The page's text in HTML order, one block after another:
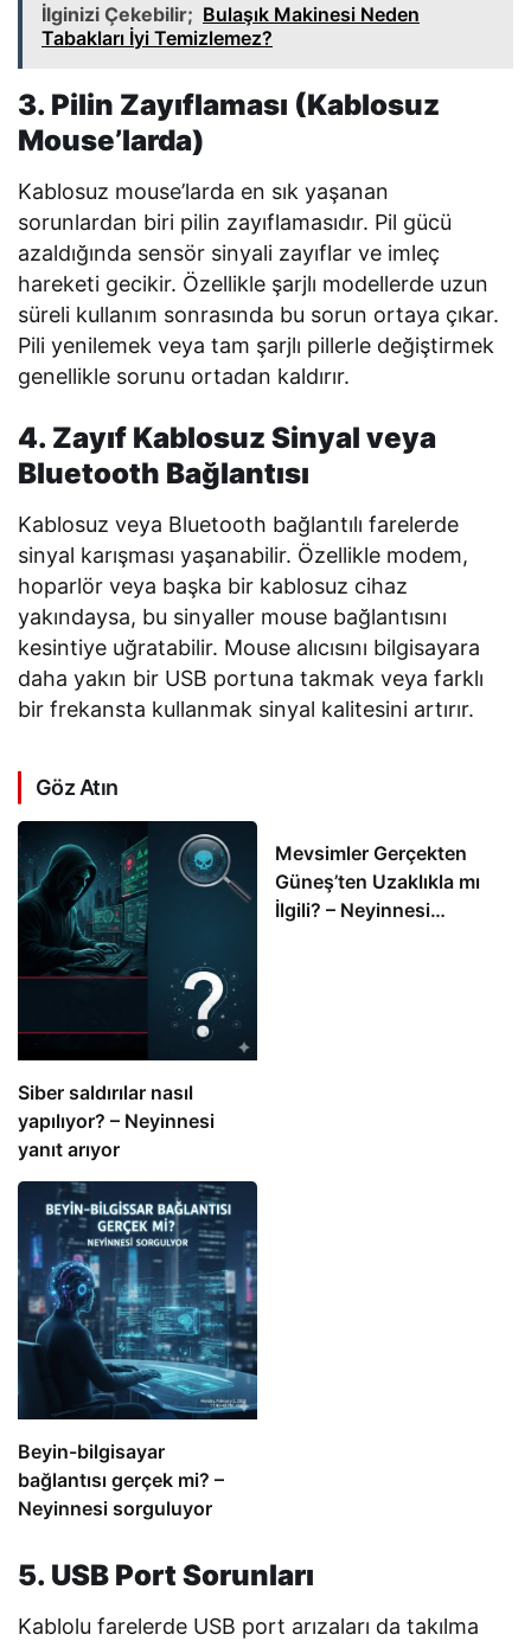
İlginizi Çekebilir; Bulaşık Makinesi Neden
Tabakları İyi Temizlemez?
3. Pilin Zayıflaması (Kablosuz
Mouse’larda)
Kablosuz mouse’larda en sık yaşanan
sorunlardan biri pilin zayıflamasıdır. Pil gücü
azaldığında sensör sinyali zayıflar ve imleç
hareketi gecikir. Özellikle şarjlı modellerde uzun
süreli kullanım sonrasında bu sorun ortaya çıkar.
Pili yenilemek veya tam şarjlı pillerle değiştirmek
genellikle sorunu ortadan kaldırır.
4. Zayıf Kablosuz Sinyal veya
Bluetooth Bağlantısı
Kablosuz veya Bluetooth bağlantılı farelerde
sinyal karışması yaşanabilir. Özellikle modem,
hoparlör veya başka bir kablosuz cihaz
yakındaysa, bu sinyaller mouse bağlantısını
kesintiye uğratabilir. Mouse alıcısını bilgisayara
daha yakın bir USB portuna takmak veya farklı
bir frekansta kullanmak sinyal kalitesini artırır.
Göz Atın
Siber saldırılar nasıl
yapılıyor? – Neyinnesi
yanıt arıyor
Mevsimler Gerçekten
Güneş’ten Uzaklıkla mı
İlgili? – Neyinnesi
Beyin-bilgisayar
bağlantısı gerçek mi? –
Neyinnesi sorguluyor
5. USB Port Sorunları
Kablolu farelerde USB port arızaları da takılma